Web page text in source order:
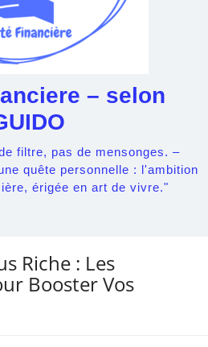
– selon
filtre, pas de mensonges. –
quête personnelle : l'ambition
érigée en art de vivre."
Riche : Les
Booster Vos